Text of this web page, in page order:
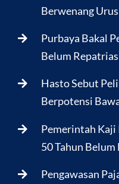
Berwenang
Purbaya Bakal
Belum
Hasto Sebut
Berpotensi
Pemerintah Kaji
50 Tahun Belum
Pengawasan